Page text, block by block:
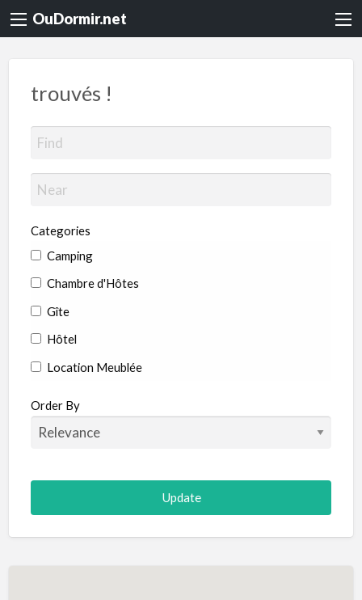
OuDormir.net
trouvés !
Categories
Camping
Chambre d'Hôtes
Gîte
Hôtel
Location Meublée
Order By